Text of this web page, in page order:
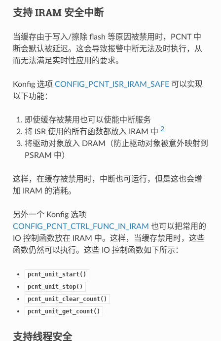
支持 IRAM 安全中断
当缓存由于写入/擦除 flash 等原因被禁用时，PCNT 中
断会默认被延迟。这会导致报警中断无法及时执行，从
而无法满足实时性应用的要求。
Konfig 选项 CONFIG_PCNT_ISR_IRAM_SAFE可以实现
以下功能：
即使缓存被禁用也可以使能中断服务
将 ISR 使用的所有函数都放入 IRAM 中 2
将驱动对象放入 DRAM（防止驱动对象被意外映射到
PSRAM 中）
这样，在缓存被禁用时，中断也可运行，但是这也会增
加 IRAM 的消耗。
另外一个 Konfig 选项
CONFIG_PCNT_CTRL_FUNC_IN_IRAM 也可以把常用的
IO 控制函数放在 IRAM 中。这样，当缓存禁用时，这些
函数仍然可以执行。这些 IO 控制函数如下所示：
pcnt_unit_start()
pcnt_unit_stop()
pcnt_unit_clear_count()
pcnt_unit_get_count()
支持线程安全